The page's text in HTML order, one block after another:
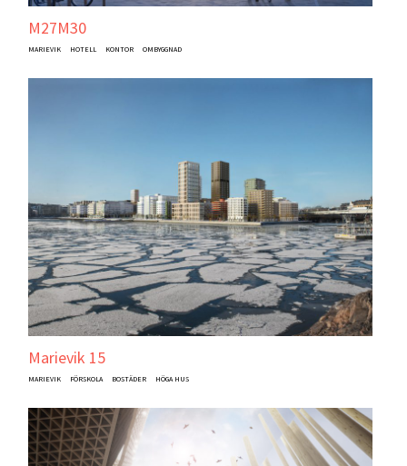
M27M30
MARIEVIK HOTELL KONTOR OMBYGGNAD
Marievik 15
MARIEVIK FÖRSKOLA BOSTÄDER HÖGA HUS